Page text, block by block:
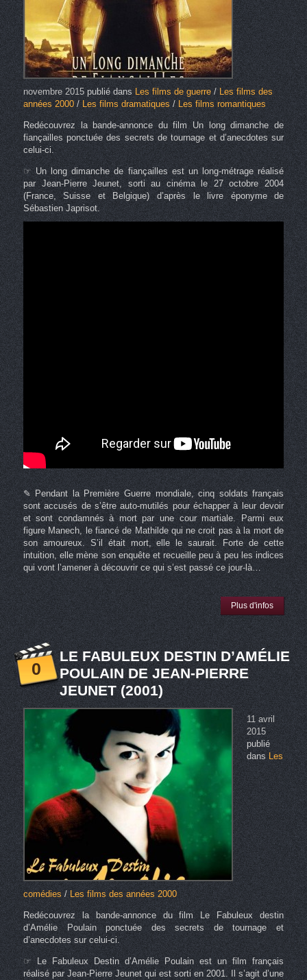
novembre 2015publié dansLes films de guerre/ Les films des
années 2000/Les films dramatiques/ Les films romantiques
Redécouvrez la bande-annonce du film Un long dimanche de
fiançailles ponctuée des secrets de tournage et d’anecdotes sur
celui-ci.
☞ Un long dimanche de fiançailles est un long-métrage réalisé
par Jean-Pierre Jeunet, sorti au cinéma le 27 octobre 2004
(France, Suisse et Belgique) d’après le livre éponyme de
Sébastien Japrisot.
✎ Pendant la Première Guerre mondiale, cinq soldats français
sont accusés de s’être auto-mutilés pour échapper à leur devoir
et sont condamnés à mort par une cour martiale. Parmi eux
figure Manech, le fiancé de Mathilde qui ne croit pas à la mort de
son amoureux. S’il était mort, elle le saurait. Forte de cette
intuition, elle mène son enquête et recueille peu à peu les indices
qui vont l’amener à découvrir ce qui s’est passé ce jour-là…
Plus d'infos
0
LE FABULEUX DESTIN D’AMÉLIE
POULAIN DE JEAN-PIERRE
JEUNET (2001)
11 avril
2015
publié
dansLes
comédies/ Les films des années 2000
Redécouvrez la bande-annonce du film Le Fabuleux destin
d’Amélie Poulain ponctuée des secrets de tournage et
d’anecdotes sur celui-ci.
☞ Le Fabuleux Destin d’Amélie Poulain est un film français
réalisé par Jean-Pierre Jeunet qui est sorti en 2001. Il s’agit d’une